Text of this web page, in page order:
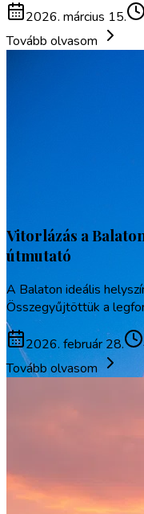
2026. március 15.
Tovább olvasom
Vitorlázás a
útmutató
A Balaton ideális
Összegyűjtöttük a
2026. február 28.
Tovább olvasom